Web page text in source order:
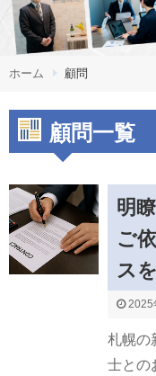
ホーム 顧問
顧問一覧
明
ご
スを
2025
札幌の
士との